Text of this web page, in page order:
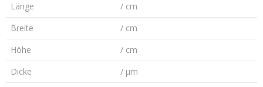
Länge
/ cm
Breite
/ cm
Höhe
/ cm
Dicke
/ µm